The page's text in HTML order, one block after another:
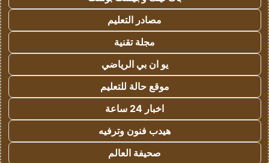
مصادر التعليم
مجلة تقنية
يو ان بي الرياضي
موقع حالة للتعليم
اخبار 24 ساعة
هيدب فنون وترفيه
صحيفة العالم